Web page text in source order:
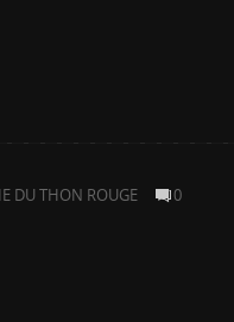
DU THON ROUGE 0